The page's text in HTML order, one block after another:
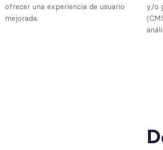
ofrecer una experiencia de usuario
mejorada.
y/o
D